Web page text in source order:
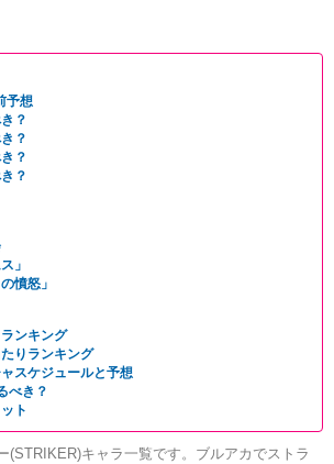
予想
？
？
？
？
」
憤怒」
ンキング
りランキング
スケジュールと予想
べき？
ト
(STRIKER)キャラ一覧です。ブルアカでストラ